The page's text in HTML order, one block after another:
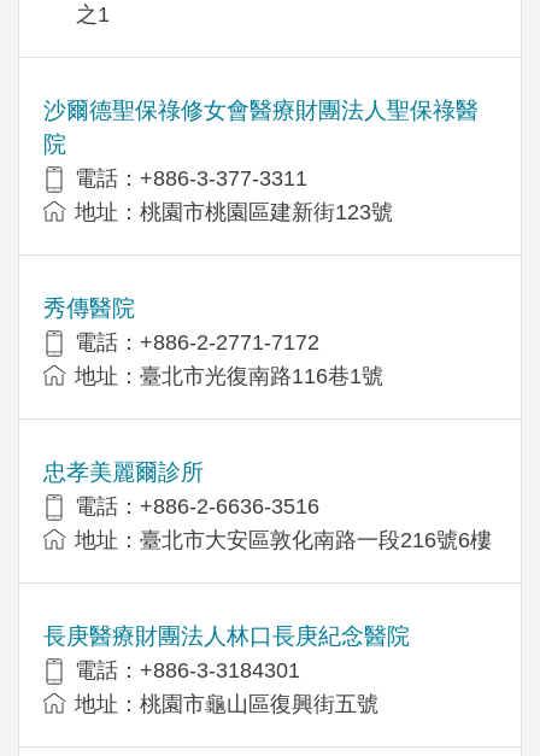
之1
沙爾德聖保祿修女會醫療財團法人聖保祿醫
院
電話：+886-3-377-3311
地址：桃園市桃園區建新街123號
秀傳醫院
電話：+886-2-2771-7172
地址：臺北市光復南路116巷1號
忠孝美麗爾診所
電話：+886-2-6636-3516
地址：臺北市大安區敦化南路一段216號6樓
長庚醫療財團法人林口長庚紀念醫院
電話：+886-3-3184301
地址：桃園市龜山區復興街五號